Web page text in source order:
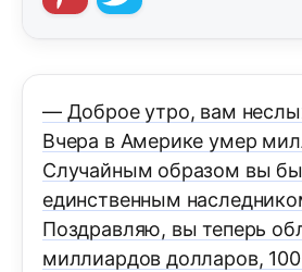
— Доброе утро, вам
Вчера в Америке умер
Случайным образом вы
единственным
Поздравляю, вы теперь
миллиардов долларов,